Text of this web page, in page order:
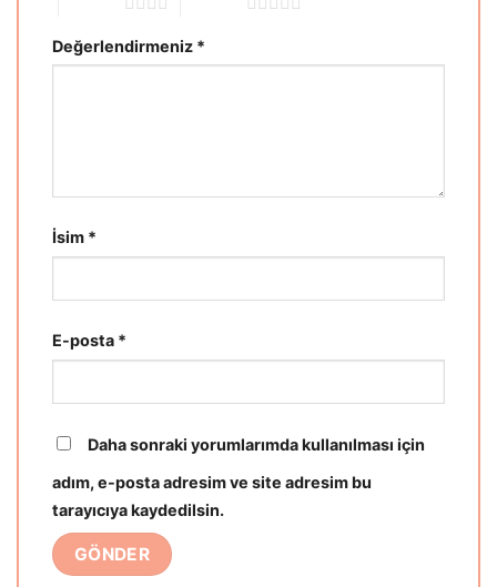
Değerlendirmeniz *
İsim *
E-posta *
Daha sonraki yorumlarımda kullanılması için
adım, e-posta adresim ve site adresim bu
tarayıcıya kaydedilsin.